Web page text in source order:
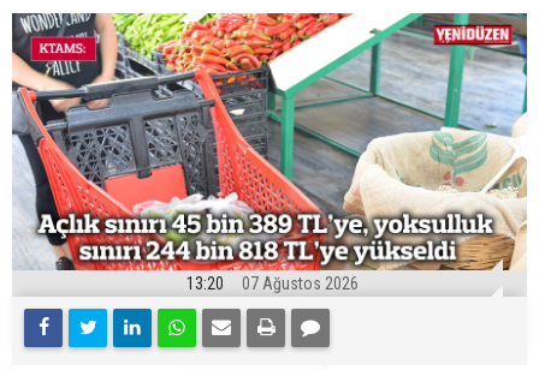
13:20 07 Ağustos 2026